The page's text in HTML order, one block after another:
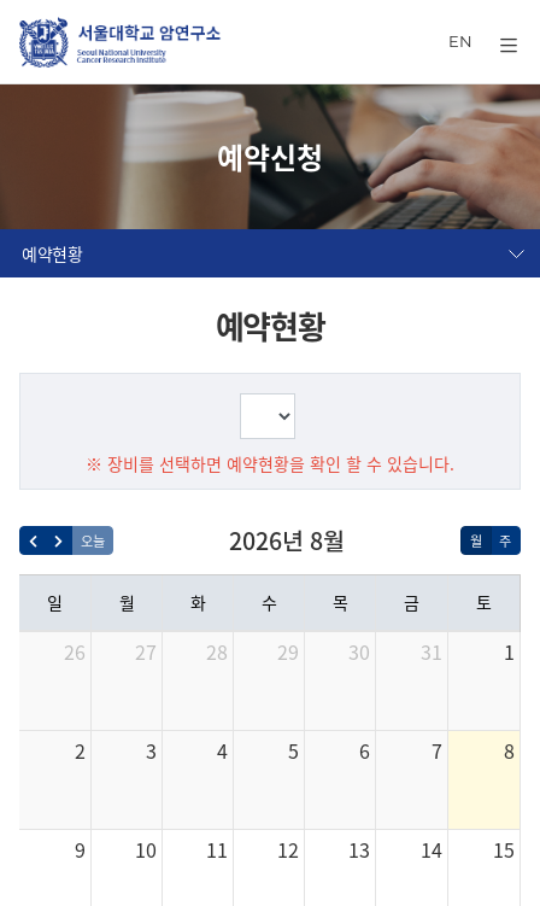
EN
예약신청
예약현황
예약현황
※ 장비를 선택하면 예약현황을 확인 할 수 있습니다.
오늘 2026년 8월 월 주
일 월 화 수 목 금 토
26 27 28 29 30 31 1
2 3 4 5 6 7 8
9 10 11 12 13 14 15